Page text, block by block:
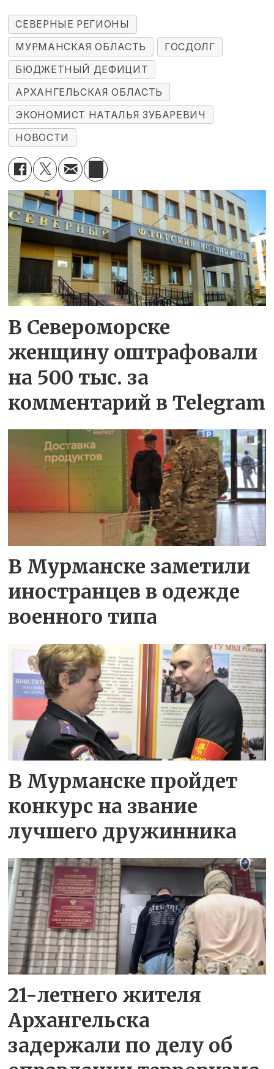
СЕВЕРНЫЕ РЕГИОНЫ
МУРМАНСКАЯ ОБЛАСТЬ
ГОСДОЛГ
БЮДЖЕТНЫЙ ДЕФИЦИТ
АРХАНГЕЛЬСКАЯ ОБЛАСТЬ
ЭКОНОМИСТ НАТАЛЬЯ ЗУБАРЕВИЧ
НОВОСТИ
В Североморске
женщину оштрафовали
на 500 тыс. за
комментарий в Telegram
В Мурманске заметили
иностранцев в одежде
военного типа
В Мурманске пройдет
конкурс на звание
лучшего дружинника
21-летнего жителя
Архангельска
задержали по делу об